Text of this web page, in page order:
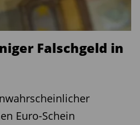
Falschgeld in
Euro-Schein